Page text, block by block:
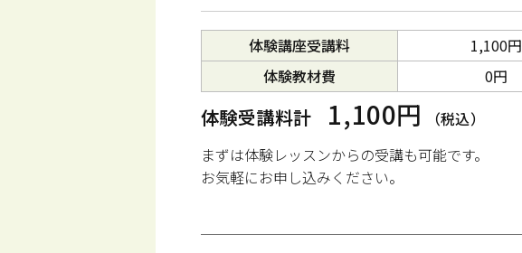
体験講座受講料
1,100円
体験教材費
0円
体験受講料計 1,100円
（税込）
まずは体験レッスンからの受講も可能です。
お気軽にお申し込みください。